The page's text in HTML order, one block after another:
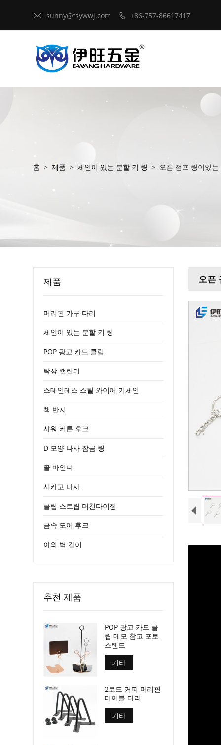
 sunny@fsywwj.com  +86-757-86617417
홈 > 제품 > 체인이 있는 분할 키 링 > 오픈 점프 링이있
오픈
제품
머리핀 가구 다리
체인이 있는 분할 키 링
POP 광고 카드 클립
탁상 캘린더
스테인레스 스틸 와이어 키체인
책 반지
샤워 커튼 후크
D 모양 나사 잠금 링
콜 바인더
시카고 나사
클립 스트립 머천다이징
금속 도어 후크
야외 벽 걸이
추천 제품
POP 광고 카드 클
립 메모 참고 포토
스탠드
기타
2로드 커피 머리핀
테이블 다리
기타